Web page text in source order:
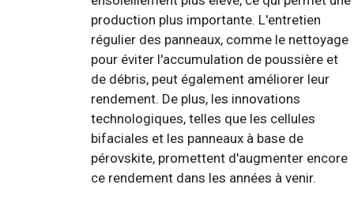
production plus importante. L'entretien
régulier des panneaux, comme le nettoyage
pour éviter l'accumulation de poussière et
de débris, peut également améliorer leur
rendement. De plus, les innovations
technologiques, telles que les cellules
bifaciales et les panneaux à base de
pérovskite, promettent d'augmenter encore
ce rendement dans les années à venir.